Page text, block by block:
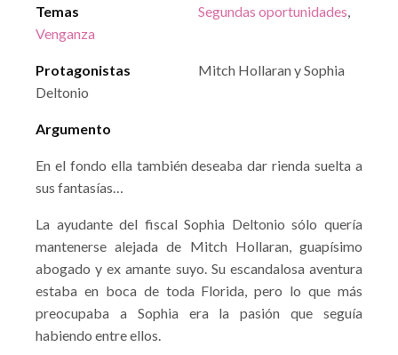
Temas Segundas oportunidades,
Venganza
Protagonistas
Mitch Hollaran y Sophia
Deltonio
Argumento
En el fondo ella también deseaba dar rienda suelta a
sus fantasías…
La ayudante del fiscal Sophia Deltonio sólo quería
mantenerse alejada de Mitch Hollaran, guapísimo
abogado y ex amante suyo. Su escandalosa aventura
estaba en boca de toda Florida, pero lo que más
preocupaba a Sophia era la pasión que seguía
habiendo entre ellos.